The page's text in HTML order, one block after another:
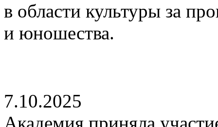
в области культуры за
и юношества.
7.10.2025